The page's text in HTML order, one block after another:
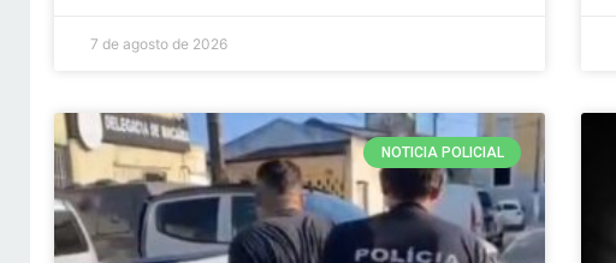
7 de agosto de 2026
NOTICIA POLICIAL